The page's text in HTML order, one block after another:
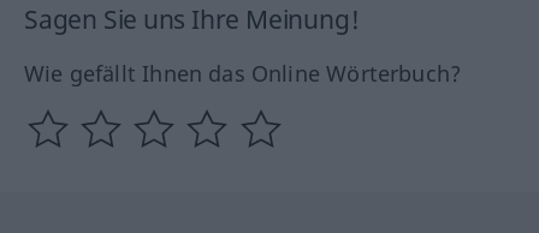
Sagen Sie uns Ihre Meinung!
Wie gefällt Ihnen das Online Wörterbuch?